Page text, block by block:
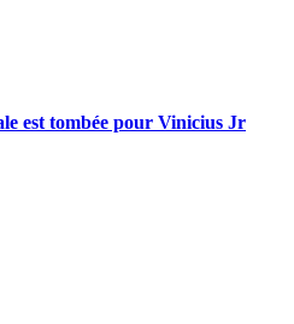
est tombée pour Vinicius Jr